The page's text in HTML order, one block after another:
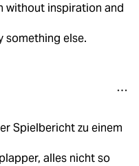
without inspiration and
something else.
Spielbericht zu einem
alles nicht so